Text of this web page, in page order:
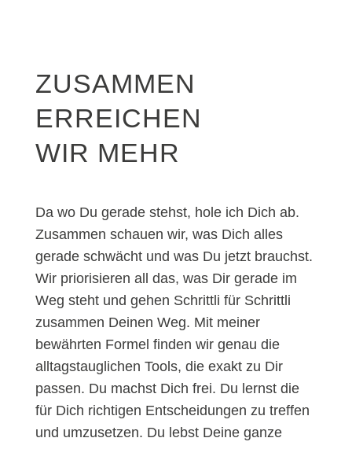
ZUSAMMEN
ERREICHEN
WIR MEHR
Da wo Du gerade stehst, hole ich Dich ab.
Zusammen schauen wir, was Dich alles
gerade schwächt und was Du jetzt brauchst.
Wir priorisieren all das, was Dir gerade im
Weg steht und gehen Schrittli für Schrittli
zusammen Deinen Weg. Mit meiner
bewährten Formel finden wir genau die
alltagstauglichen Tools, die exakt zu Dir
passen. Du machst Dich frei. Du lernst die
für Dich richtigen Entscheidungen zu treffen
und umzusetzen. Du lebst Deine ganze